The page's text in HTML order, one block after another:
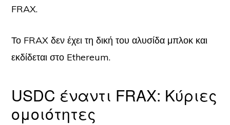
FRAX.
Το FRAX δεν έχει τη δική του αλυσίδα μπλοκ και
εκδίδεται στο Ethereum.
USDC έναντι FRAX: Κύριες
ομοιότητες